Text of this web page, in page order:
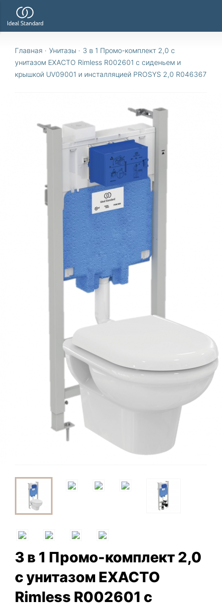
Главная · Унитазы · 3 в 1 Промо-комплект 2,0 с
унитазом EXACTO Rimless R002601 с сиденьем и
крышкой UV09001 и инсталляцией PROSYS 2,0 R046367
3 в 1 Промо-комплект 2,0
с унитазом EXACTO
Rimless R002601 с